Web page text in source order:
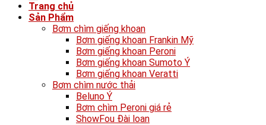
Trang chủ
Sản Phẩm
Bơm chìm giếng khoan
Bơm giếng khoan Frankin Mỹ
Bơm giếng khoan Peroni
Bơm giếng khoan Sumoto Ý
Bơm giếng khoan Veratti
Bơm chìm nước thải
Beluno Ý
Bơm chìm Peroni giá rẻ
ShowFou Đài loan